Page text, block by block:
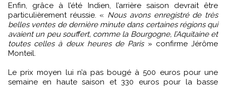
Enfin, grâce à l’été Indien, l’arrière saison devrait être
particulièrement réussie. « Nous avons enregistré de très
belles ventes de dernière minute dans certaines régions qui
avaient un peu souffert, comme la Bourgogne, l’Aquitaine et
toutes celles à deux heures de Paris » confirme Jérôme
Monteil.
Le prix moyen lui n’a pas bougé à 500 euros pour une
semaine en haute saison et 330 euros pour la basse